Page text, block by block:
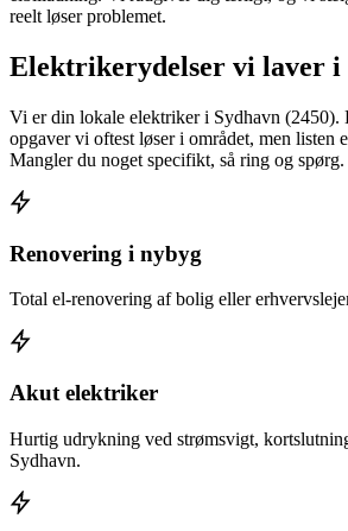
reelt løser problemet.
Elektrikerydelser vi laver i
Vi er din lokale elektriker i Sydhavn (2450).
opgaver vi oftest løser i området, men listen
Mangler du noget specifikt, så ring og spørg.
Renovering i nybyg
Total el-renovering af bolig eller
Akut elektriker
Hurtig udrykning ved strømsvigt,
Sydhavn.